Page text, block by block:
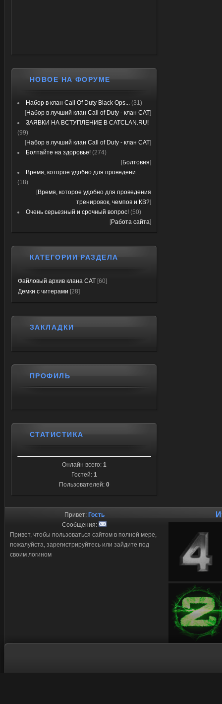
НОВОЕ НА ФОРУМЕ
Набор в клан Call Of Duty Black Ops... (31)
[Набор в лучший клан Call of Duty - клан CAT]
ЗАЯВКИ НА ВСТУПЛЕНИЕ В CATCLAN.RU!
(99)
[Набор в лучший клан Call of Duty - клан CAT]
Болтайте на здоровье! (274)
[Болтовня]
Время, которое удобно для проведени...
(18)
[Время, которое удобно для проведения
тренировок, чемпов и КВ?]
Очень серьезный и срочный вопрос! (50)
[Работа сайта]
КАТЕГОРИИ РАЗДЕЛА
Файловый архив клана CAT [60]
Демки с читерами [28]
ЗАКЛАДКИ
ПРОФИЛЬ
СТАТИСТИКА
Онлайн всего: 1
Гостей: 1
Пользователей: 0
Привет: Гость
Сообщения:
Привет, чтобы пользоваться сайтом в полной мере,
пожалуйста, зарегистрируйтесь или зайдите под
своим логином